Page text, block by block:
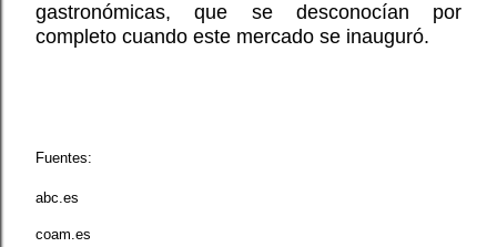
gastronómicas, que se desconocían por
completo cuando este mercado se inauguró.
Fuentes:
abc.es
coam.es